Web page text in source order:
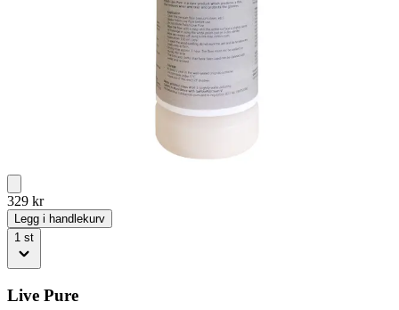
329 kr
Legg i handlekurv
1 st
Live Pure